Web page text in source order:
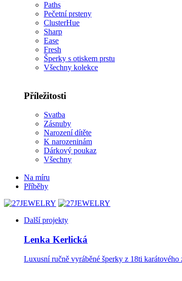
Paths
Pečetní prsteny
ClusterHue
Sharp
Ease
Fresh
Šperky s otiskem prstu
Všechny kolekce
Příležitosti
Svatba
Zásnuby
Narození dítěte
K narozeninám
Dárkový poukaz
Všechny
Na míru
Příběhy
Další projekty
Lenka Kerlická
Luxusní ručně vyráběné šperky z 18ti